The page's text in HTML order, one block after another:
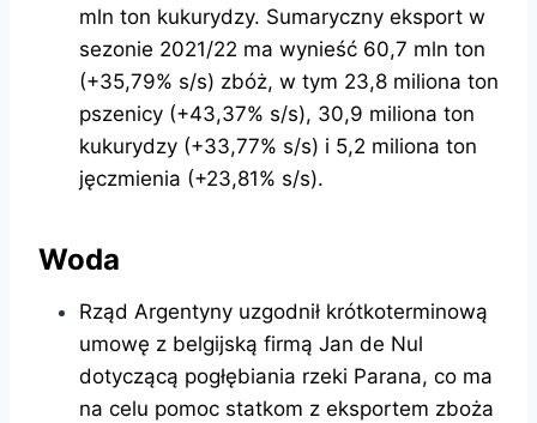
mln ton kukurydzy. Sumaryczny eksport w
sezonie 2021/22 ma wynieść 60,7 mln ton
(+35,79% s/s) zbóż, w tym 23,8 miliona ton
pszenicy (+43,37% s/s), 30,9 miliona ton
kukurydzy (+33,77% s/s) i 5,2 miliona ton
jęczmienia (+23,81% s/s).
Woda
Rząd Argentyny uzgodnił krótkoterminową
umowę z belgijską firmą Jan de Nul
dotyczącą pogłębiania rzeki Parana, co ma
na celu pomoc statkom z eksportem zboża